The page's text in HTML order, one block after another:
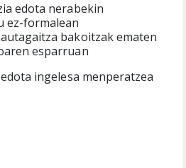
edota nerabekin
ez-formalean
bakoitzak ematen
esparruan
ingelesa menperatzea